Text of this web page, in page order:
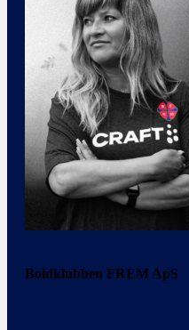
Boldklubben FREM ApS